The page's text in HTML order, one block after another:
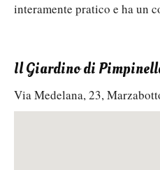
interamente pratico e ha un
Il Giardino di
Via Medelana, 23,